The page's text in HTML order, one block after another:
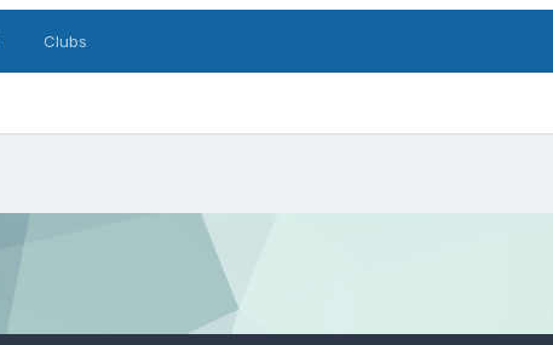
Clubs